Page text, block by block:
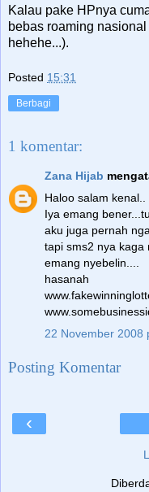
Kalau pake HPnya
bebas roaming
hehehe...).
Posted 15:31
Berbagi
1 komentar:
Zana Hijab
Haloo salam kenal..
Iya emang
aku juga pernah
tapi sms2 nya kaga
emang nyebelin....
hasanah
22 November 2008
Posting Komentar
‹